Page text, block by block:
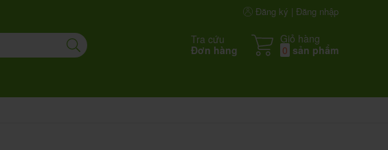
Đăng ký | Đăng nhập
Tra cứu
Đơn hàng
Giỏ hàng
0 sản phẩm